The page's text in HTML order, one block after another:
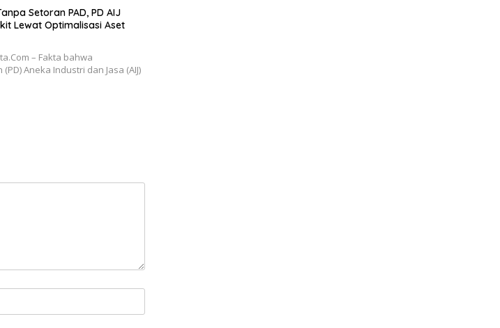
Setoran PAD, PD AIJ
Lewat Optimalisasi Aset
– Fakta bahwa
Aneka Industri dan Jasa (AIJ)